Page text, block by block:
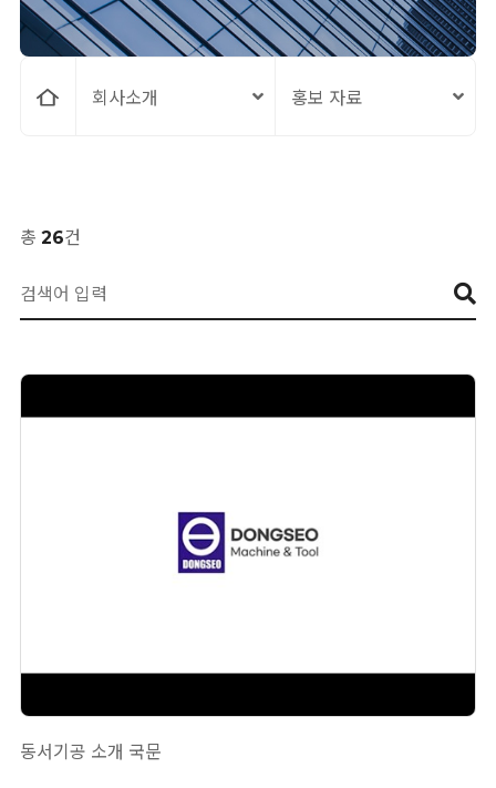
홈
로
회사소개 홍보 자료
총 26건
게시판검색
동서기공 소개 국문